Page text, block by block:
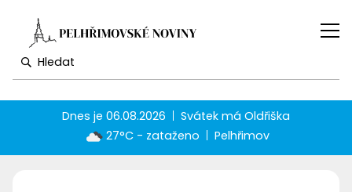
Dnes je06.08.2026 Svátek má Oldřiška
27°C - zataženo
Pelhřimov